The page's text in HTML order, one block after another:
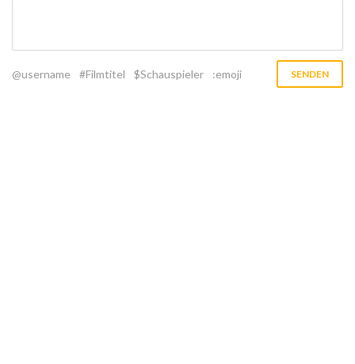
@username #Filmtitel $Schauspieler :emoji